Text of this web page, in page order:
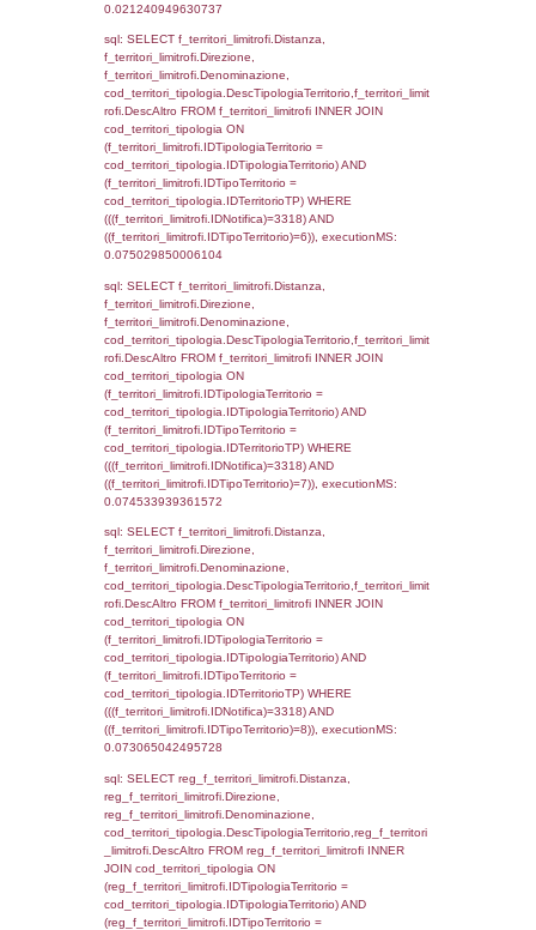
(((f_confini.IDNotifica)=3318));,
0.00064516067504883
sql: SELECT
SEPARATOR '; ') AS DescAltro,
f_territori_limitrofi INNER JOIN
(f_territori_limitrofi.IDTipologiaTerritorio =
f_territori_limitrofi.IDTipoTerritorio =
cod_territori_tipologia.IDTerritorioTP )
((f_territori_limitrofi.IDNotifica) = 3318 ) AND
cod_territori_tipologia.IDTerritorioTP = 1)
executionMS: 0.057460069656372
sql: SELECT f_territori_limitrofi.Distanza,
f_territori_limitrofi.Direzione,
f_territori_limitrofi.Denominazione,
f_territori_limitrofi.DescAltro,
f_territori_limitrofi INNER JOIN
(f_territori_limitrofi.IDTipologiaTerritorio =
cod_territori_tipologia.IDTipologiaTerritorio)
(f_territori_limitrofi.IDTipoTerritorio =
cod_territori_tipologia.IDTerritorioTP)
(((f_territori_limitrofi.IDNotifica)=3318) AND
((f_territori_limitrofi.IDTipoTerritorio)=2)),
0.073580026626587
sql: SELECT f_territori_limitrofi.Distanza,
f_territori_limitrofi.Direzione,
f_territori_limitrofi.Denominazione,